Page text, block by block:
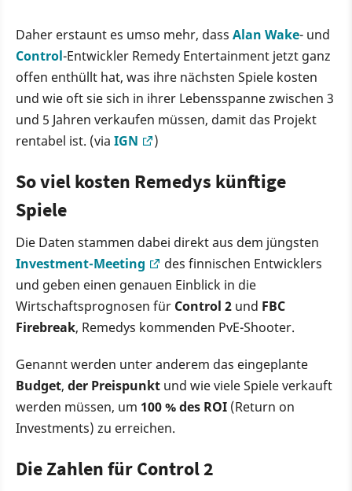
Daher erstaunt es umso mehr, dass Alan Wake- und
Control-Entwickler Remedy Entertainment jetzt ganz
offen enthüllt hat, was ihre nächsten Spiele kosten
und wie oft sie sich in ihrer Lebensspanne zwischen 3
und 5 Jahren verkaufen müssen, damit das Projekt
rentabel ist. (via IGN )
So viel kosten Remedys künftige
Spiele
Die Daten stammen dabei direkt aus dem jüngsten
Investment-Meeting
des finnischen Entwicklers
und geben einen genauen Einblick in die
Wirtschaftsprognosen für Control 2 und FBC
Firebreak, Remedys kommenden PvE-Shooter.
Genannt werden unter anderem das eingeplante
Budget, der Preispunkt und wie viele Spiele verkauft
werden müssen, um 100 % des ROI (Return on
Investments) zu erreichen.
Die Zahlen für Control 2